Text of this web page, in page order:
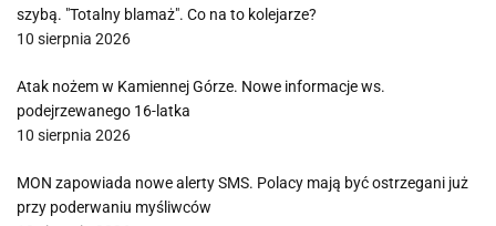
szybą. "Totalny blamaż". Co na to kolejarze?
10 sierpnia 2026
Atak nożem w Kamiennej Górze. Nowe informacje ws.
podejrzewanego 16-latka
10 sierpnia 2026
MON zapowiada nowe alerty SMS. Polacy mają być ostrzegani już
przy poderwaniu myśliwców